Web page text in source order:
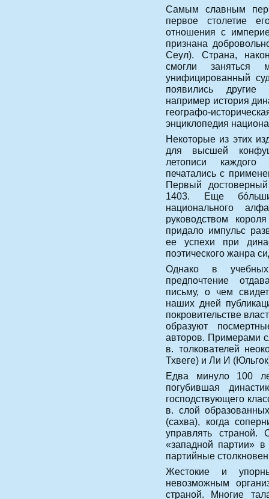
Самым славным
первое столетие
отношения с
признана
Сеул). Страна,
смогли заняться
унифицированный
появились другие
например история
географо-
энциклопедия
Некоторые из этих
для высшей
летописи каждого
печатались с
Первый
1403. Еще
национального
руководством
придало импульс
ее успехи при
поэтического жанра
Однако в учебных
предпочтение
письму, о чем
наших дней
покровительстве
образуют
авторов. Примерами
в. толкователей
Тхвеге) и Ли И
Едва минуло 100
погубившая
господствующего
в. слой
(сахва), когда
управлять страной.
«западной партии»
партийные
Жестокие и
невозможным
страной. Многие